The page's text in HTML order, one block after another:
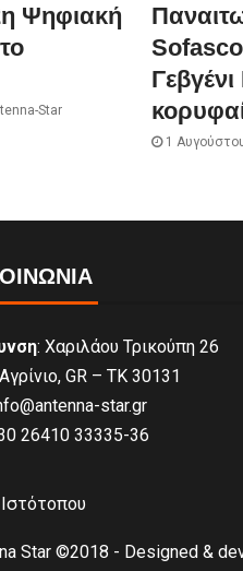
Ψηφιακή
Star
1
: Χαριλάου Τρικούπη 26
GR – ΤΚ 30131
star.gr
26410 33335-36
Star ©2018 - Designed &